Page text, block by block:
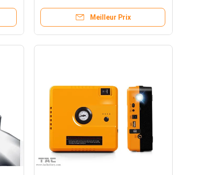
de batterie de voiture de
voyage/polymère de Li
Meilleur Prix